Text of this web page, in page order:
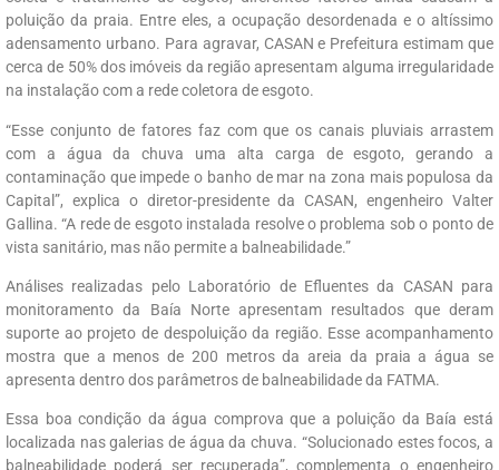
poluição da praia. Entre eles, a ocupação desordenada e o altíssimo
adensamento urbano. Para agravar, CASAN e Prefeitura estimam que
cerca de 50% dos imóveis da região apresentam alguma irregularidade
na instalação com a rede coletora de esgoto.
“Esse conjunto de fatores faz com que os canais pluviais arrastem
com a água da chuva uma alta carga de esgoto, gerando a
contaminação que impede o banho de mar na zona mais populosa da
Capital”, explica o diretor-presidente da CASAN, engenheiro Valter
Gallina. “A rede de esgoto instalada resolve o problema sob o ponto de
vista sanitário, mas não permite a balneabilidade.”
Análises realizadas pelo Laboratório de Efluentes da CASAN para
monitoramento da Baía Norte apresentam resultados que deram
suporte ao projeto de despoluição da região. Esse acompanhamento
mostra que a menos de 200 metros da areia da praia a água se
apresenta dentro dos parâmetros de balneabilidade da FATMA.
Essa boa condição da água comprova que a poluição da Baía está
localizada nas galerias de água da chuva. “Solucionado estes focos, a
balneabilidade poderá ser recuperada”, complementa o engenheiro